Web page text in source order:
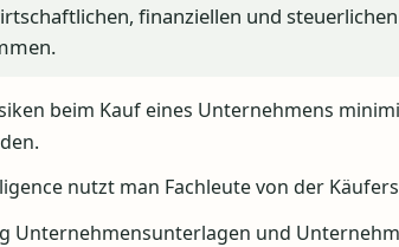
finanziellen und
beim Kauf eines Unternehmens
nutzt man Fachleute von der
Unternehmensunterlagen und